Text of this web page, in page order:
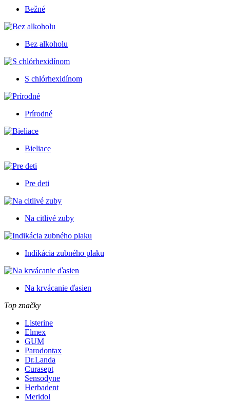
Bežné
Bez alkoholu
S chlórhexidínom
Prírodné
Bieliace
Pre deti
Na citlivé zuby
Indikácia zubného plaku
Na krvácanie ďasien
Top značky
Listerine
Elmex
GUM
Parodontax
Dr.Landa
Curasept
Sensodyne
Herbadent
Meridol